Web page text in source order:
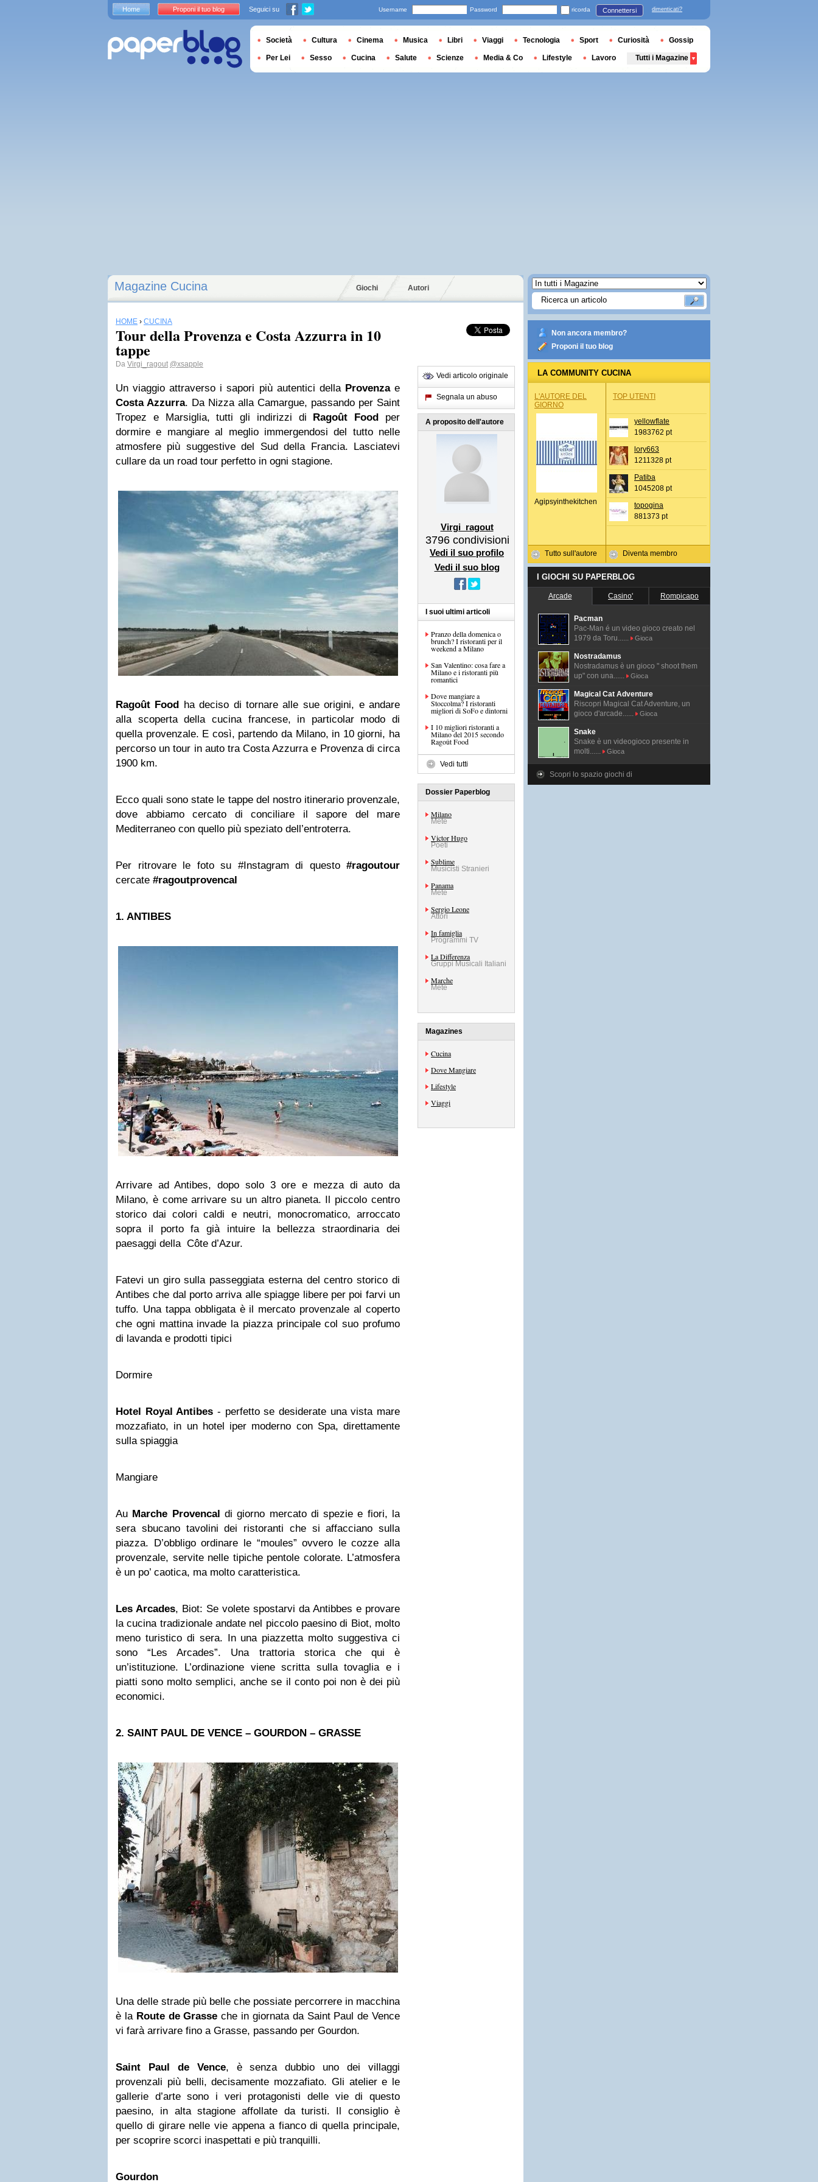
Magazine Cucina Giochi Autori
HOME › CUCINA
Tour della Provenza e Costa Azzurra in 10
tappe
Da Virgi_ragout @xsapple
Un viaggio attraverso i sapori più autentici della Provenzae
Costa Azzurra. Da Nizza alla Camargue, passando per Saint
Tropez e Marsiglia, tutti gli indirizzi di Ragoût Food per
dormire e mangiare al meglio immergendosi del tutto nelle
atmosfere più suggestive del Sud della Francia. Lasciatevi
cullare da un road tour perfetto in ogni stagione.
Ragoût Food ha deciso di tornare alle sue origini, e andare
alla scoperta della cucina francese, in particolar modo di
quella provenzale. E così, partendo da Milano, in 10 giorni, ha
percorso un tour in auto tra Costa Azzurra e Provenza di circa
1900 km.
Ecco quali sono state le tappe del nostro itinerario provenzale,
dove abbiamo cercato di conciliare il sapore del mare
Mediterraneo con quello più speziato dell’entroterra.
Per ritrovare le foto su #Instagram di questo #ragoutour
cercate #ragoutprovencal
1. ANTIBES
Arrivare ad Antibes, dopo solo 3 ore e mezza di auto da
Milano, è come arrivare su un altro pianeta. Il piccolo centro
storico dai colori caldi e neutri, monocromatico, arroccato
sopra il porto fa già intuire la bellezza straordinaria dei
paesaggi della Côte d’Azur.
Fatevi un giro sulla passeggiata esterna del centro storico di
Antibes che dal porto arriva alle spiagge libere per poi farvi un
tuffo. Una tappa obbligata è il mercato provenzale al coperto
che ogni mattina invade la piazza principale col suo profumo
di lavanda e prodotti tipici
Dormire
Hotel Royal Antibes - perfetto se desiderate una vista mare
mozzafiato, in un hotel iper moderno con Spa, direttamente
sulla spiaggia
Mangiare
Au Marche Provencal di giorno mercato di spezie e fiori, la
sera sbucano tavolini dei ristoranti che si affacciano sulla
piazza. D’obbligo ordinare le “moules” ovvero le cozze alla
provenzale, servite nelle tipiche pentole colorate. L’atmosfera
è un po’ caotica, ma molto caratteristica.
Les Arcades, Biot: Se volete spostarvi da Antibbes e provare
la cucina tradizionale andate nel piccolo paesino di Biot, molto
meno turistico di sera. In una piazzetta molto suggestiva ci
sono “Les Arcades”. Una trattoria storica che qui è
un’istituzione. L’ordinazione viene scritta sulla tovaglia e i
piatti sono molto semplici, anche se il conto poi non è dei più
economici.
2. SAINT PAUL DE VENCE – GOURDON – GRASSE
Una delle strade più belle che possiate percorrere in macchina
è la Route de Grasse che in giornata da Saint Paul de Vence
vi farà arrivare fino a Grasse, passando per Gourdon.
Saint Paul de Vence, è senza dubbio uno dei villaggi
provenzali più belli, decisamente mozzafiato. Gli atelier e le
gallerie d’arte sono i veri protagonisti delle vie di questo
paesino, in alta stagione affollate da turisti. Il consiglio è
quello di girare nelle vie appena a fianco di quella principale,
per scoprire scorci inaspettati e più tranquilli.
Gourdon
Vedi articolo originale
Segnala un abuso
A proposito dell'autore
Virgi_ragout
3796 condivisioni
Vedi il suo profilo
Vedi il suo blog
I suoi ultimi articoli
Pranzo della domenica o
brunch? I ristoranti per il
weekend a Milano
San Valentino: cosa fare a
Milano e i ristoranti più
romantici
Dove mangiare a
Stoccolma? I ristoranti
migliori di SoFo e dintorni
I 10 migliori ristoranti a
Milano del 2015 secondo
Ragoût Food
Vedi tutti
Dossier Paperblog
Milano
Mete
Victor Hugo
Poeti
Sublime
Musicisti Stranieri
Panama
Mete
Sergio Leone
Attori
In famiglia
Programmi TV
La Differenza
Gruppi Musicali Italiani
Marche
Mete
Magazines
Cucina
Dove Mangiare
Lifestyle
Viaggi
Non ancora membro?
Proponi il tuo blog
LA COMMUNITY CUCINA
L'AUTORE DEL
GIORNO
Agipsyinthekitchen
Tutto sull'autore
TOP UTENTI
yellowflate
1983762 pt
lory663
1211328 pt
Patiba
1045208 pt
topogina
881373 pt
Diventa membro
I GIOCHI SU PAPERBLOG
Arcade Casino' Rompicapo
Pacman
Pac-Man é un video gioco creato nel
1979 da Toru......
Gioca
Nostradamus
Nostradamus è un gioco " shoot them
up" con una......
Gioca
Magical Cat Adventure
Riscopri Magical Cat Adventure, un
gioco d'arcade......
Gioca
Snake
Snake è un videogioco presente in
molti......
Gioca
Scopri lo spazio giochi di
Home Proponi il tuo blog Seguici su Username Password ricorda Connettersi dimenticati?
Società Cultura Cinema Musica Libri Viaggi Tecnologia Sport Curiosità Gossip
Per Lei Sesso Cucina Salute Scienze Media & Co Lifestyle Lavoro Tutti i Magazine